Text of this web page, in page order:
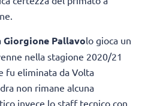
Giorgione Pallavolo gioca un
nella stagione 2020/21
fu eliminata da Volta
non rimane alcuna
invece lo staff tecnico con